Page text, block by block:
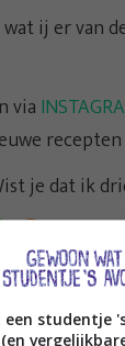
ij er van
via
je dat ik
een studentje